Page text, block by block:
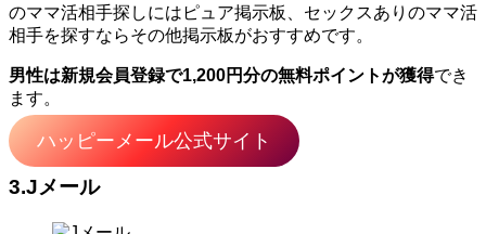
のママ活相手探しにはピュア掲示板、セックスありのママ活
相手を探すならその他掲示板がおすすめです。
男性は新規会員登録で1,200円分の無料ポイントが獲得でき
ます。
ハッピーメール公式サイト
3.Jメール